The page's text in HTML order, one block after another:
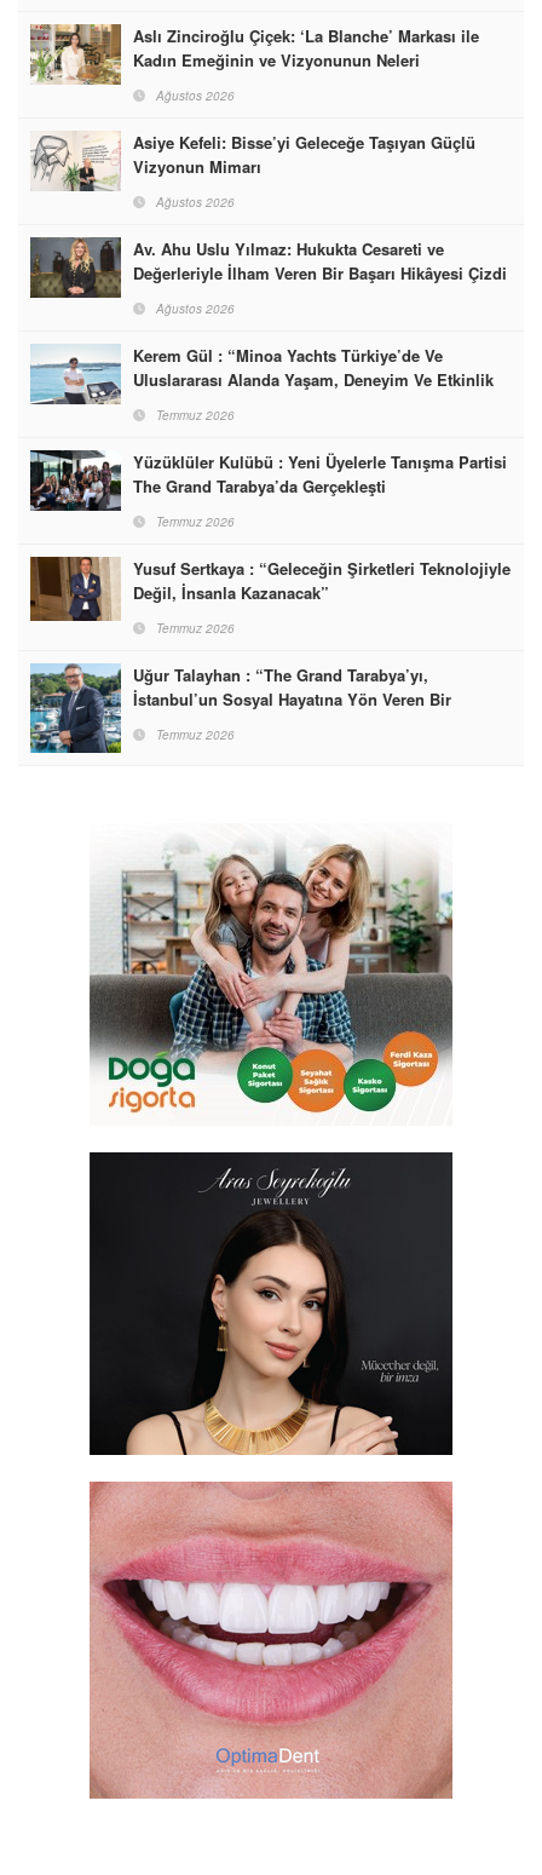
Aslı Zinciroğlu Çiçek: ‘La Blanche’ Markası ile
Kadın Emeğinin ve Vizyonunun Neleri
Başarabileceğinin En Güzel Örneğini Sunuyor
Ağustos 2026
Asiye Kefeli: Bisse’yi Geleceğe Taşıyan Güçlü
Vizyonun Mimarı
Ağustos 2026
Av. Ahu Uslu Yılmaz: Hukukta Cesareti ve
Değerleriyle İlham Veren Bir Başarı Hikâyesi Çizdi
Ağustos 2026
Kerem Gül : “Minoa Yachts Türkiye’de Ve
Uluslararası Alanda Yaşam, Deneyim Ve Etkinlik
Markası Olacak”
Temmuz 2026
Yüzüklüler Kulübü : Yeni Üyelerle Tanışma Partisi
The Grand Tarabya’da Gerçekleşti
Temmuz 2026
Yusuf Sertkaya : “Geleceğin Şirketleri Teknolojiyle
Değil, İnsanla Kazanacak”
Temmuz 2026
Uğur Talayhan : “The Grand Tarabya’yı,
İstanbul’un Sosyal Hayatına Yön Veren Bir
Destinasyon Haline Getirmeyi Hedefliyorum”
Temmuz 2026